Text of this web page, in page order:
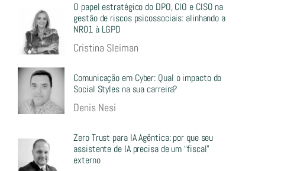
O papel estratégico do DPO, CIO e CISO na
gestão de riscos psicossociais: alinhando a
NR01 à LGPD
Cristina Sleiman
Comunicação em Cyber: Qual o impacto do
Social Styles na sua carreira?
Denis Nesi
Zero Trust para IA Agêntica: por que seu
assistente de IA precisa de um “fiscal”
externo